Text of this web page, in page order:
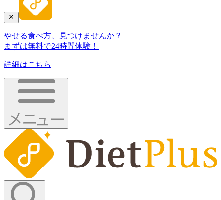
やせる食べ方、見つけませんか？
まずは無料で24時間体験！
詳細はこちら